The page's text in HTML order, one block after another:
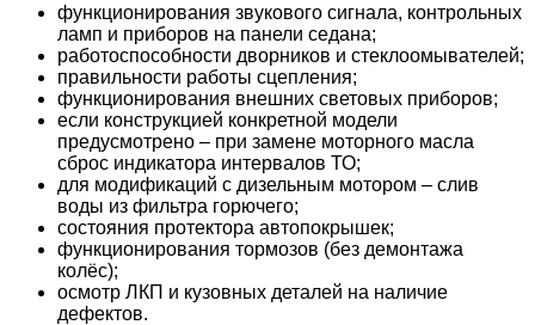
функционирования звукового сигнала, контрольных
ламп и приборов на панели седана;
работоспособности дворников и стеклоомывателей;
правильности работы сцепления;
функционирования внешних световых приборов;
если конструкцией конкретной модели
предусмотрено – при замене моторного масла
сброс индикатора интервалов ТО;
для модификаций с дизельным мотором – слив
воды из фильтра горючего;
состояния протектора автопокрышек;
функционирования тормозов (без демонтажа
колёс);
осмотр ЛКП и кузовных деталей на наличие
дефектов.